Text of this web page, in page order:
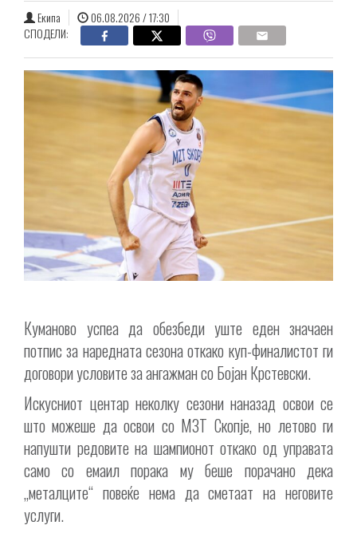
Екипа
06.08.2026 / 17:30
СПОДЕЛИ:
Куманово успеа да обезбеди уште еден значаен
потпис за наредната сезона откако куп-финалистот ги
договори условите за ангажман со Бојан Крстевски.
Искусниот центар неколку сезони наназад освои се
што можеше да освои со МЗТ Скопје, но летово ги
напушти редовите на шампионот откако од управата
само со емаил порака му беше порачано дека
„металците“ повеќе нема да сметаат на неговите
услуги.